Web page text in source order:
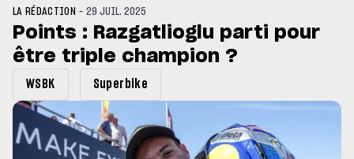
du GP de Grande-
MOTO GP
LA RÉDACTION -29 JUIL. 2025
Points : Razgatlioglu parti pour
être triple champion ?
WSBK Superbike